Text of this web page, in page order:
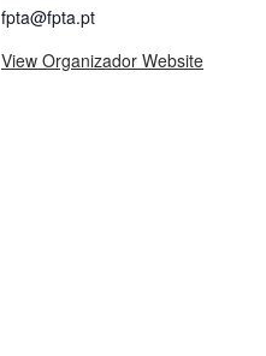
fpta@fpta.pt
View Organizador Website